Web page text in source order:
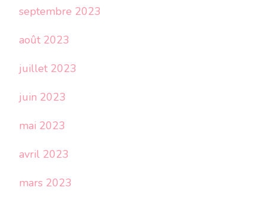
septembre 2023
août 2023
juillet 2023
juin 2023
mai 2023
avril 2023
mars 2023